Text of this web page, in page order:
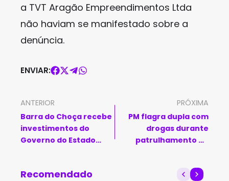
a TVT Aragão Empreendimentos Ltda
não haviam se manifestado sobre a
denúncia.
ENVIAR:
ANTERIOR
Barra do Choça recebe
investimentos do
Governo do Estado
PRÓXIMA
PM flagra dupla com
drogas durante
patrulhamento no
Recomendado